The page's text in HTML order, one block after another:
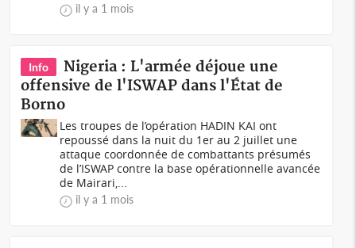
il y a 1 mois
Info
Nigeria : L'armée déjoue une
offensive de l'ISWAP dans l'État de
Borno
Les troupes de l’opération HADIN KAI ont
repoussé dans la nuit du 1er au 2 juillet une
attaque coordonnée de combattants présumés
de l’ISWAP contre la base opérationnelle avancée
de Mairari,...
il y a 1 mois